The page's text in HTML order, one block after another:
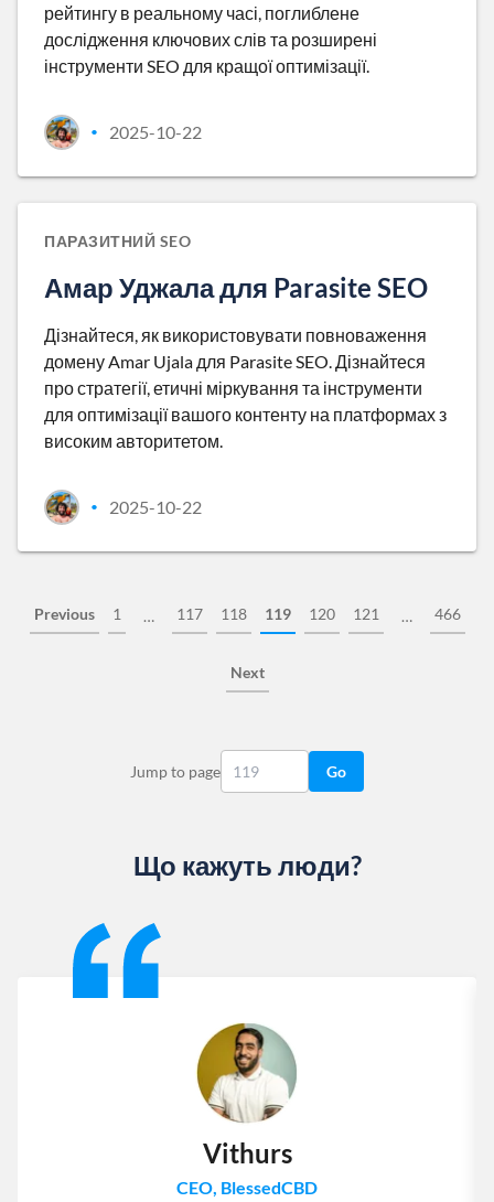
рейтингу в реальному часі, поглиблене
дослідження ключових слів та розширені
інструменти SEO для кращої оптимізації.
• 2025-10-22
ПАРАЗИТНИЙ SEO
Амар Уджала для Parasite SEO
Дізнайтеся, як використовувати повноваження
домену Amar Ujala для Parasite SEO. Дізнайтеся
про стратегії, етичні міркування та інструменти
для оптимізації вашого контенту на платформах з
високим авторитетом.
• 2025-10-22
Previous 1 … 117 118 119 120 121 … 466
Next
Jump to page Go
Що кажуть люди?
Vithurs
CEO, BlessedCBD